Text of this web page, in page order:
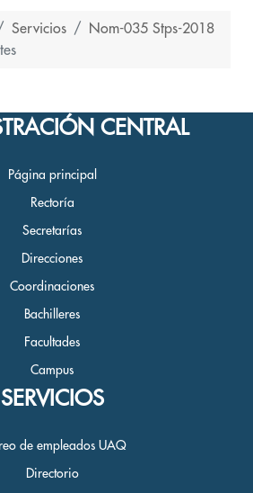
Servicios
Nom-035 Stps-2018
CENTRAL
Página principal
Rectoría
Secretarías
Direcciones
Coordinaciones
Bachilleres
Facultades
Campus
SERVICIOS
de empleados UAQ
Directorio